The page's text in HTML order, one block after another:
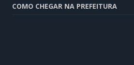
COMO CHEGAR NA PREFEITURA